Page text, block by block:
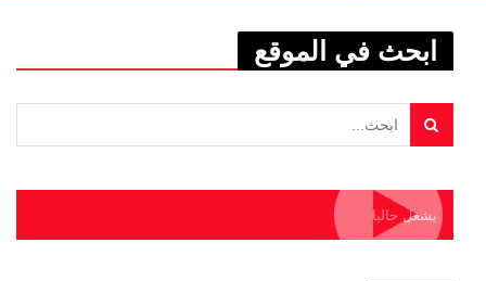
ابحث في الموقع
يشغل حاليا